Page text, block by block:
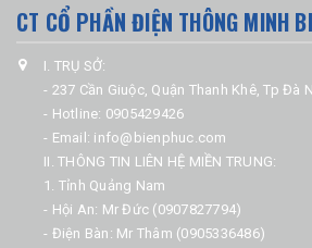
CT CỔ PHẦN ĐIỆN THÔNG MINH
I. TRỤ SỞ:
- 237 Cần Giuộc, Quận Thanh Khê, Tp Đà
- Hotline: 0905429426
- Email: info@bienphuc.com
II. THÔNG TIN LIÊN HỆ MIỀN TRUNG:
1. Tỉnh Quảng Nam
- Hội An: Mr Đức (0907827794)
- Điện Bàn: Mr Thâm (0905336486)